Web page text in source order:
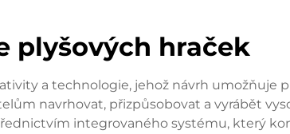
plyšových hraček
a technologie, jehož návrh umožňuje
navrhovat, přizpůsobovat a vyrábět
integrovaného systému, který